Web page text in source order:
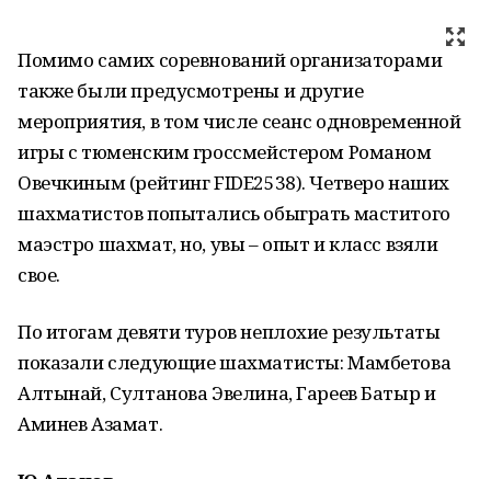
Помимо самих соревнований организаторами
также были предусмотрены и другие
мероприятия, в том числе сеанс одновременной
игры с тюменским гроссмейстером Романом
Овечкиным (рейтинг FIDE2538). Четверо наших
шахматистов попытались обыграть маститого
маэстро шахмат, но, увы – опыт и класс взяли
свое.
По итогам девяти туров неплохие результаты
показали следующие шахматисты: Мамбетова
Алтынай, Султанова Эвелина, Гареев Батыр и
Аминев Азамат.